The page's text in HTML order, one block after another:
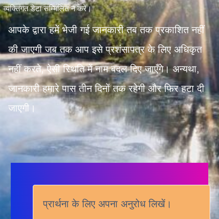
व्यक्तिगत डेटा सम्मिलित न करें।
आपके द्वारा हमें भेजी गई जानकारी तब तक प्रकाशित नहीं
की जाएगी जब तक आप इसे प्रशंसापत्र के लिए अधिकृत
नहीं करते, ऐसी स्थिति में नाम बदल दिए जाएँगे। अन्यथा,
जानकारी हमारे पास तीन दिनों तक रहेगी और फिर हटा दी
जाएगी।